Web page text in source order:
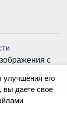
с
улучшения его
вы даете свое